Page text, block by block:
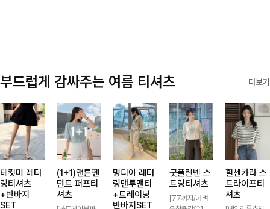
부드럽게 감싸주는 여름 티셔츠 더보기
테킷미 레터
링티셔츠
+반바지
SET
(1+1)앤튼펜
던트 퍼프티
셔츠
밍디아 레터
링맨투맨티
+트레이닝
반바지SET
굿플린넨 스
트링티셔츠
[77까지/가벼
힐첸카라 스
트라이프티
셔츠